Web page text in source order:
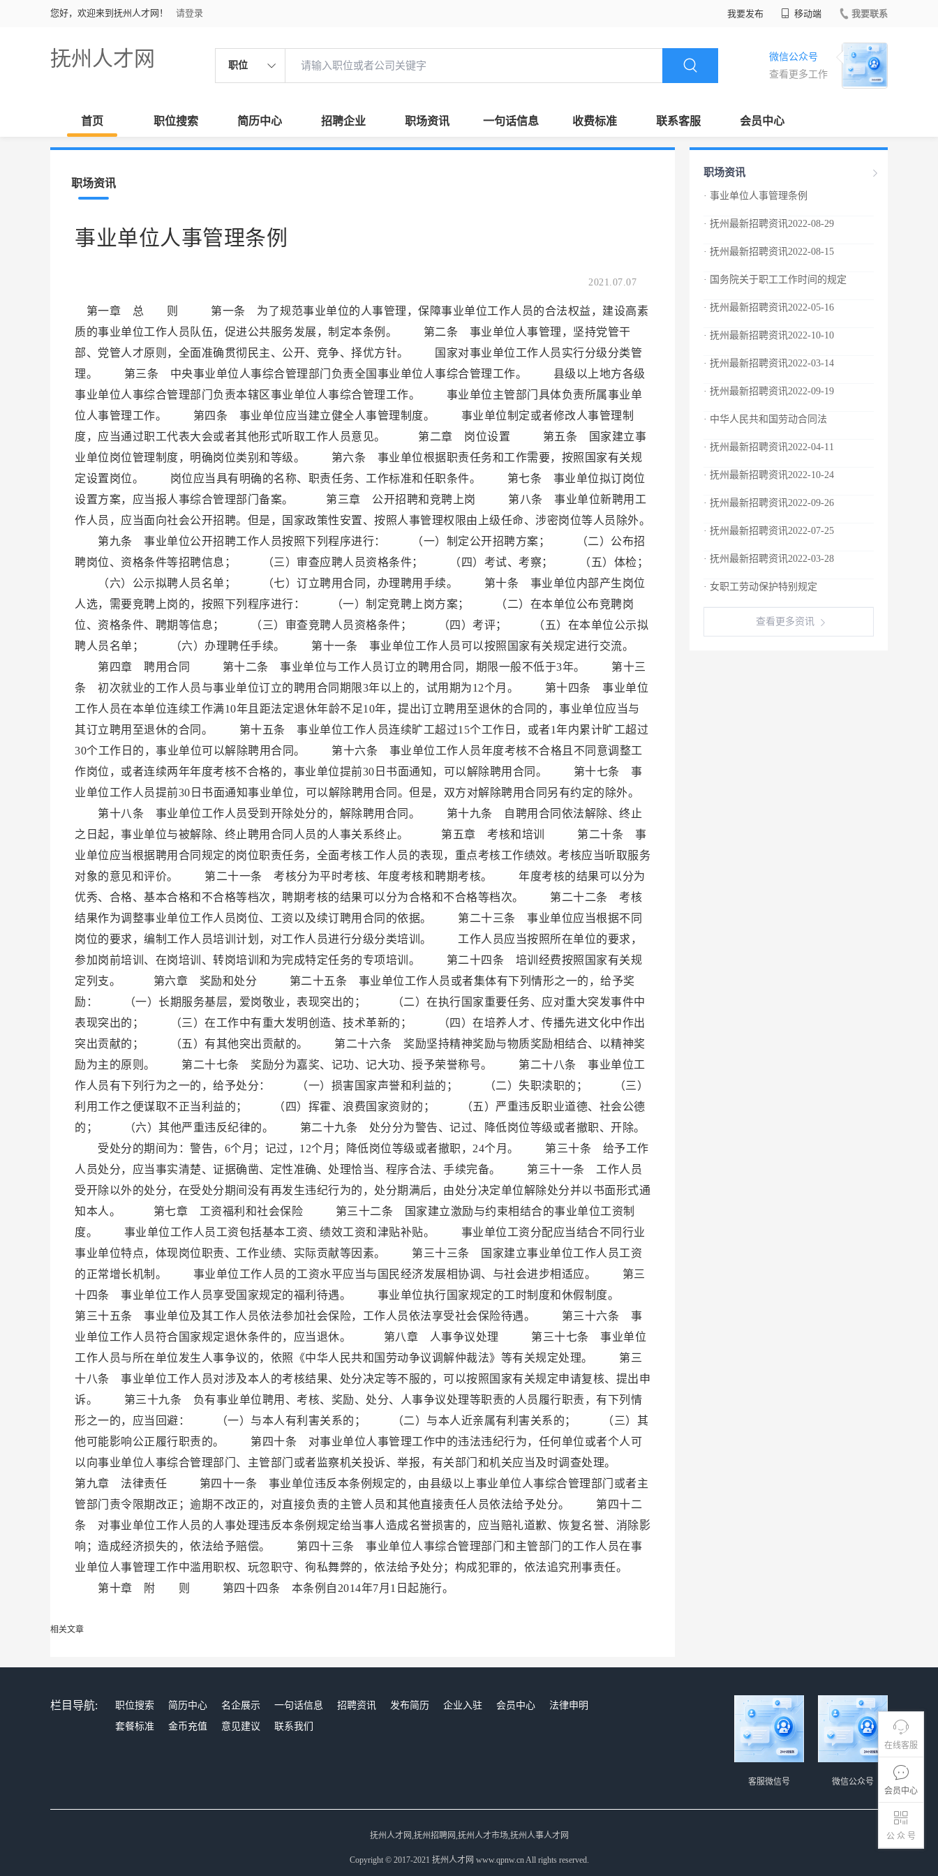
您好，欢迎来到抚州人才网！ 请登录 我要发布 移动端 我要联系
抚州人才网 职位
微信公众号
查看更多工作
首页 职位搜索 简历中心 招聘企业 职场资讯 一句话信息 收费标准 联系客服 会员中心
在线客服
会员中心
公 众 号
职场资讯
事业单位人事管理条例
2021.07.07
第一章 总 则 第一条 为了规范事业单位的人事管理，保障事业单位工作人员的合法权益，建设高素
质的事业单位工作人员队伍，促进公共服务发展，制定本条例。 第二条 事业单位人事管理，坚持党管干
部、党管人才原则，全面准确贯彻民主、公开、竞争、择优方针。 国家对事业单位工作人员实行分级分类管
理。 第三条 中央事业单位人事综合管理部门负责全国事业单位人事综合管理工作。 县级以上地方各级
事业单位人事综合管理部门负责本辖区事业单位人事综合管理工作。 事业单位主管部门具体负责所属事业单
位人事管理工作。 第四条 事业单位应当建立健全人事管理制度。 事业单位制定或者修改人事管理制
度，应当通过职工代表大会或者其他形式听取工作人员意见。 第二章 岗位设置 第五条 国家建立事
业单位岗位管理制度，明确岗位类别和等级。 第六条 事业单位根据职责任务和工作需要，按照国家有关规
定设置岗位。 岗位应当具有明确的名称、职责任务、工作标准和任职条件。 第七条 事业单位拟订岗位
设置方案，应当报人事综合管理部门备案。 第三章 公开招聘和竞聘上岗 第八条 事业单位新聘用工
作人员，应当面向社会公开招聘。但是，国家政策性安置、按照人事管理权限由上级任命、涉密岗位等人员除外。
第九条 事业单位公开招聘工作人员按照下列程序进行： （一）制定公开招聘方案； （二）公布招
聘岗位、资格条件等招聘信息； （三）审查应聘人员资格条件； （四）考试、考察； （五）体检；
（六）公示拟聘人员名单； （七）订立聘用合同，办理聘用手续。 第十条 事业单位内部产生岗位
人选，需要竞聘上岗的，按照下列程序进行： （一）制定竞聘上岗方案； （二）在本单位公布竞聘岗
位、资格条件、聘期等信息； （三）审查竞聘人员资格条件； （四）考评； （五）在本单位公示拟
聘人员名单； （六）办理聘任手续。 第十一条 事业单位工作人员可以按照国家有关规定进行交流。
第四章 聘用合同 第十二条 事业单位与工作人员订立的聘用合同，期限一般不低于3年。 第十三
条 初次就业的工作人员与事业单位订立的聘用合同期限3年以上的，试用期为12个月。 第十四条 事业单位
工作人员在本单位连续工作满10年且距法定退休年龄不足10年，提出订立聘用至退休的合同的，事业单位应当与
其订立聘用至退休的合同。 第十五条 事业单位工作人员连续旷工超过15个工作日，或者1年内累计旷工超过
30个工作日的，事业单位可以解除聘用合同。 第十六条 事业单位工作人员年度考核不合格且不同意调整工
作岗位，或者连续两年年度考核不合格的，事业单位提前30日书面通知，可以解除聘用合同。 第十七条 事
业单位工作人员提前30日书面通知事业单位，可以解除聘用合同。但是，双方对解除聘用合同另有约定的除外。
第十八条 事业单位工作人员受到开除处分的，解除聘用合同。 第十九条 自聘用合同依法解除、终止
之日起，事业单位与被解除、终止聘用合同人员的人事关系终止。 第五章 考核和培训 第二十条 事
业单位应当根据聘用合同规定的岗位职责任务，全面考核工作人员的表现，重点考核工作绩效。考核应当听取服务
对象的意见和评价。 第二十一条 考核分为平时考核、年度考核和聘期考核。 年度考核的结果可以分为
优秀、合格、基本合格和不合格等档次，聘期考核的结果可以分为合格和不合格等档次。 第二十二条 考核
结果作为调整事业单位工作人员岗位、工资以及续订聘用合同的依据。 第二十三条 事业单位应当根据不同
岗位的要求，编制工作人员培训计划，对工作人员进行分级分类培训。 工作人员应当按照所在单位的要求，
参加岗前培训、在岗培训、转岗培训和为完成特定任务的专项培训。 第二十四条 培训经费按照国家有关规
定列支。 第六章 奖励和处分 第二十五条 事业单位工作人员或者集体有下列情形之一的，给予奖
励： （一）长期服务基层，爱岗敬业，表现突出的； （二）在执行国家重要任务、应对重大突发事件中
表现突出的； （三）在工作中有重大发明创造、技术革新的； （四）在培养人才、传播先进文化中作出
突出贡献的； （五）有其他突出贡献的。 第二十六条 奖励坚持精神奖励与物质奖励相结合、以精神奖
励为主的原则。 第二十七条 奖励分为嘉奖、记功、记大功、授予荣誉称号。 第二十八条 事业单位工
作人员有下列行为之一的，给予处分： （一）损害国家声誉和利益的； （二）失职渎职的； （三）
利用工作之便谋取不正当利益的； （四）挥霍、浪费国家资财的； （五）严重违反职业道德、社会公德
的； （六）其他严重违反纪律的。 第二十九条 处分分为警告、记过、降低岗位等级或者撤职、开除。
受处分的期间为：警告，6个月；记过，12个月；降低岗位等级或者撤职，24个月。 第三十条 给予工作
人员处分，应当事实清楚、证据确凿、定性准确、处理恰当、程序合法、手续完备。 第三十一条 工作人员
受开除以外的处分，在受处分期间没有再发生违纪行为的，处分期满后，由处分决定单位解除处分并以书面形式通
知本人。 第七章 工资福利和社会保险 第三十二条 国家建立激励与约束相结合的事业单位工资制
度。 事业单位工作人员工资包括基本工资、绩效工资和津贴补贴。 事业单位工资分配应当结合不同行业
事业单位特点，体现岗位职责、工作业绩、实际贡献等因素。 第三十三条 国家建立事业单位工作人员工资
的正常增长机制。 事业单位工作人员的工资水平应当与国民经济发展相协调、与社会进步相适应。 第三
十四条 事业单位工作人员享受国家规定的福利待遇。 事业单位执行国家规定的工时制度和休假制度。
第三十五条 事业单位及其工作人员依法参加社会保险，工作人员依法享受社会保险待遇。 第三十六条 事
业单位工作人员符合国家规定退休条件的，应当退休。 第八章 人事争议处理 第三十七条 事业单位
工作人员与所在单位发生人事争议的，依照《中华人民共和国劳动争议调解仲裁法》等有关规定处理。 第三
十八条 事业单位工作人员对涉及本人的考核结果、处分决定等不服的，可以按照国家有关规定申请复核、提出申
诉。 第三十九条 负有事业单位聘用、考核、奖励、处分、人事争议处理等职责的人员履行职责，有下列情
形之一的，应当回避： （一）与本人有利害关系的； （二）与本人近亲属有利害关系的； （三）其
他可能影响公正履行职责的。 第四十条 对事业单位人事管理工作中的违法违纪行为，任何单位或者个人可
以向事业单位人事综合管理部门、主管部门或者监察机关投诉、举报，有关部门和机关应当及时调查处理。
第九章 法律责任 第四十一条 事业单位违反本条例规定的，由县级以上事业单位人事综合管理部门或者主
管部门责令限期改正；逾期不改正的，对直接负责的主管人员和其他直接责任人员依法给予处分。 第四十二
条 对事业单位工作人员的人事处理违反本条例规定给当事人造成名誉损害的，应当赔礼道歉、恢复名誉、消除影
响；造成经济损失的，依法给予赔偿。 第四十三条 事业单位人事综合管理部门和主管部门的工作人员在事
业单位人事管理工作中滥用职权、玩忽职守、徇私舞弊的，依法给予处分；构成犯罪的，依法追究刑事责任。
第十章 附 则 第四十四条 本条例自2014年7月1日起施行。
相关文章
职场资讯
· 事业单位人事管理条例
· 抚州最新招聘资讯2022-08-29
· 抚州最新招聘资讯2022-08-15
· 国务院关于职工工作时间的规定
· 抚州最新招聘资讯2022-05-16
· 抚州最新招聘资讯2022-10-10
· 抚州最新招聘资讯2022-03-14
· 抚州最新招聘资讯2022-09-19
· 中华人民共和国劳动合同法
· 抚州最新招聘资讯2022-04-11
· 抚州最新招聘资讯2022-10-24
· 抚州最新招聘资讯2022-09-26
· 抚州最新招聘资讯2022-07-25
· 抚州最新招聘资讯2022-03-28
· 女职工劳动保护特别规定
查看更多资讯
栏目导航: 职位搜索 简历中心 名企展示 一句话信息 招聘资讯 发布简历 企业入驻 会员中心
法律申明
套餐标准
金币充值 意见建议 联系我们
微信公众号
客服微信号
抚州人才网,抚州招聘网,抚州人才市场,抚州人事人才网
Copyright © 2017-2021 抚州人才网 www.qpnw.cn All rights reserved.